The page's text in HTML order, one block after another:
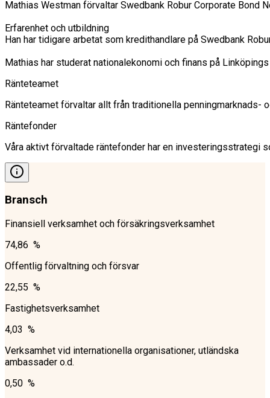
Mathias Westman förvaltar Swedbank Robur Corporate Bond
Erfarenhet och utbildning
Han har tidigare arbetat som kredithandlare på Swedbank
Mathias har studerat nationalekonomi och finans på
Ränteteamet
Ränteteamet förvaltar allt från traditionella penningmarknads-
Räntefonder
Våra aktivt förvaltade räntefonder har en investeringsstrategi
Bransch
Finansiell verksamhet och försäkringsverksamhet
74,86 %
Offentlig förvaltning och försvar
22,55 %
Fastighetsverksamhet
4,03 %
Verksamhet vid internationella organisationer, utländska
ambassader o.d.
0,50 %